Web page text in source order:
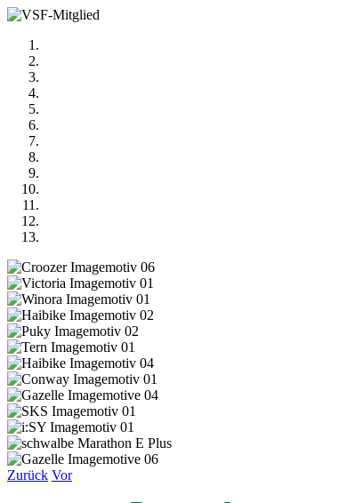
Zurück Vor